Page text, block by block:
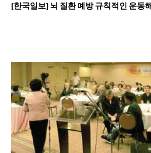
[한국일보] 뇌 질환 예방 규칙적인 운동